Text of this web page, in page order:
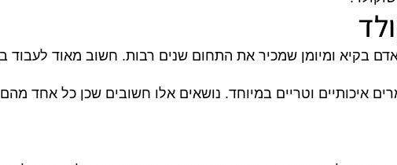
ומיומן שמכיר את התחום שנים רבות. חשוב מאוד לעבוד
וטריים במיוחד. נושאים אלו חשובים שכן כל אחד מהם